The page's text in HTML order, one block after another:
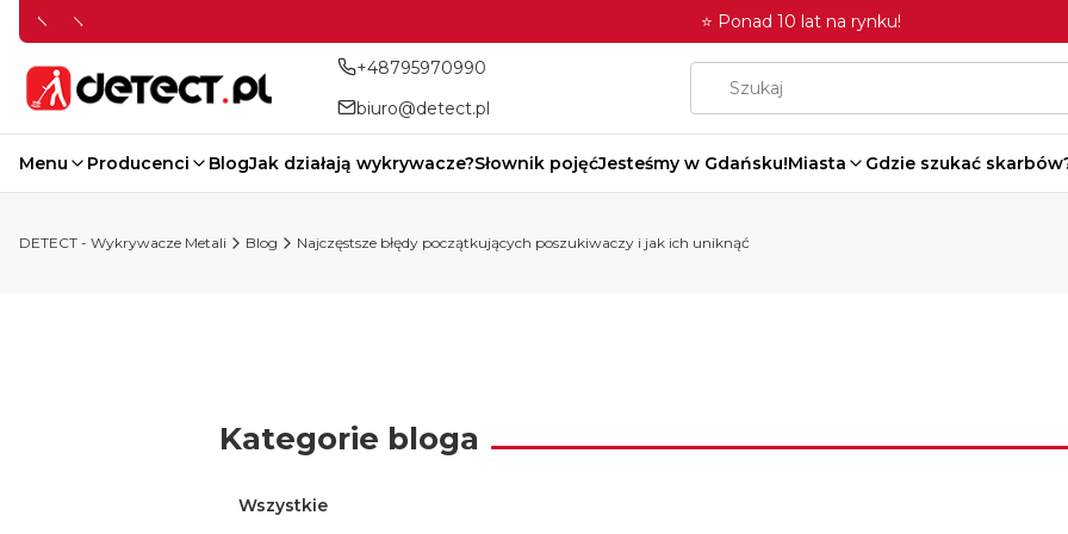
⭐ Ponad 10 lat na rynku!
+48795970990
biuro@detect.pl
Menu Producenci BlogJak działają wykrywacze?Słownik pojęćJesteśmy w Gdańsku!Miasta Gdzie szukać
DETECT - Wykrywacze Metali Blog Najczęstsze błędy początkujących poszukiwaczy i jak ich uniknąć
Kategorie bloga
Wszystkie